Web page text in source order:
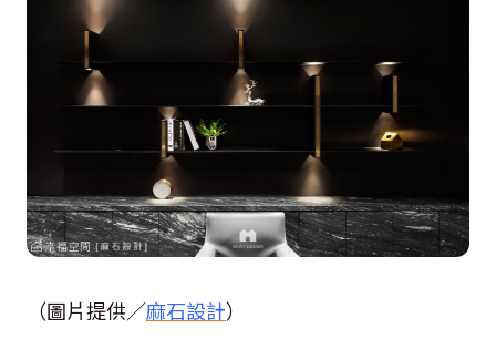
（圖片提供／麻石設計）